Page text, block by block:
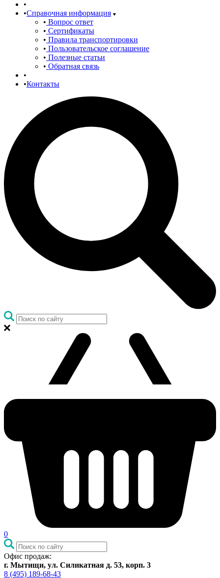
Справочная информация
Вопрос ответ
Сертификаты
Правила транспортировки
Пользовательское соглашение
Полезные статьи
Обратная связь
Контакты
0
Офис продаж:
г. Мытищи, ул. Силикатная д. 53, корп. 3
8 (495) 189-68-43